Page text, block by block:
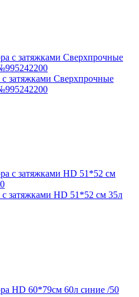
затяжками Сверхпрочные
затяжками HD 51*52 см 35л